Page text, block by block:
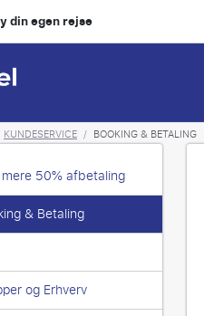
din egen rejse
KUNDESERVICE / BOOKING & BETALING
50% afbetaling
& Betaling
og Erhverv